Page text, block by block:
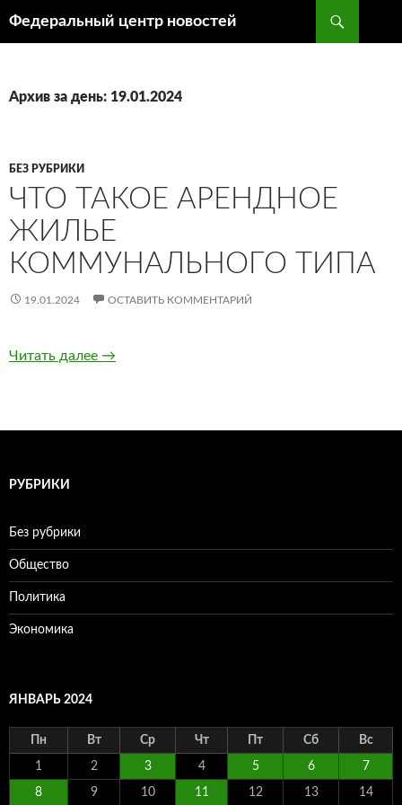
Федеральный центр новостей
Архив за день: 19.01.2024
БЕЗ РУБРИКИ
ЧТО ТАКОЕ АРЕНДНОЕ
ЖИЛЬЕ
КОММУНАЛЬНОГО ТИПА
19.01.2024 ОСТАВИТЬ КОММЕНТАРИЙ
Читать далее Что такое арендное жилье коммунального
→
РУБРИКИ
Без рубрики
Общество
Политика
Экономика
ЯНВАРЬ 2024
Пн Вт Ср Чт Пт Сб Вс
1 2 3 4 5 6 7
8 9 10 11 12 13 14